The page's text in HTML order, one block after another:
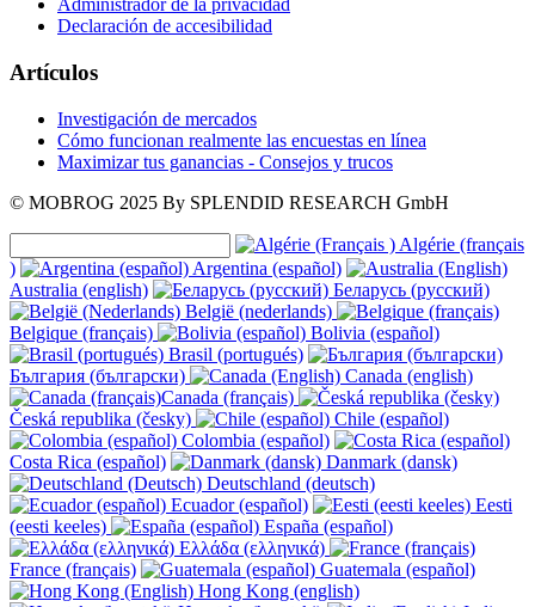
Administrador de la privacidad
Declaración de accesibilidad
Artículos
Investigación de mercados
Cómo funcionan realmente las encuestas en línea
Maximizar tus ganancias - Consejos y trucos
© MOBROG 2025 By SPLENDID RESEARCH GmbH
Algérie (français
)
Argentina (español)
Australia (english)
Беларусь (русский)
België (nederlands)
Belgique (français)
Bolivia (español)
Brasil (portugués)
България (български)
Canada (english)
Canada (français)
Česká republika (česky)
Chile (español)
Colombia (español)
Costa Rica (español)
Danmark (dansk)
Deutschland (deutsch)
Ecuador (español)
Eesti
(eesti keeles)
España (español)
Ελλάδα (ελληνικά)
France (français)
Guatemala (español)
Hong Kong (english)